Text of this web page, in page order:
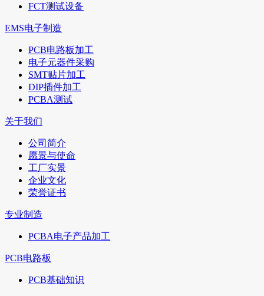
FCT测试设备
EMS电子制造
PCB电路板加工
电子元器件采购
SMT贴片加工
DIP插件加工
PCBA测试
关于我们
公司简介
愿景与使命
工厂实景
企业文化
荣誉证书
专业制造
PCBA电子产品加工
PCB电路板
PCB基础知识